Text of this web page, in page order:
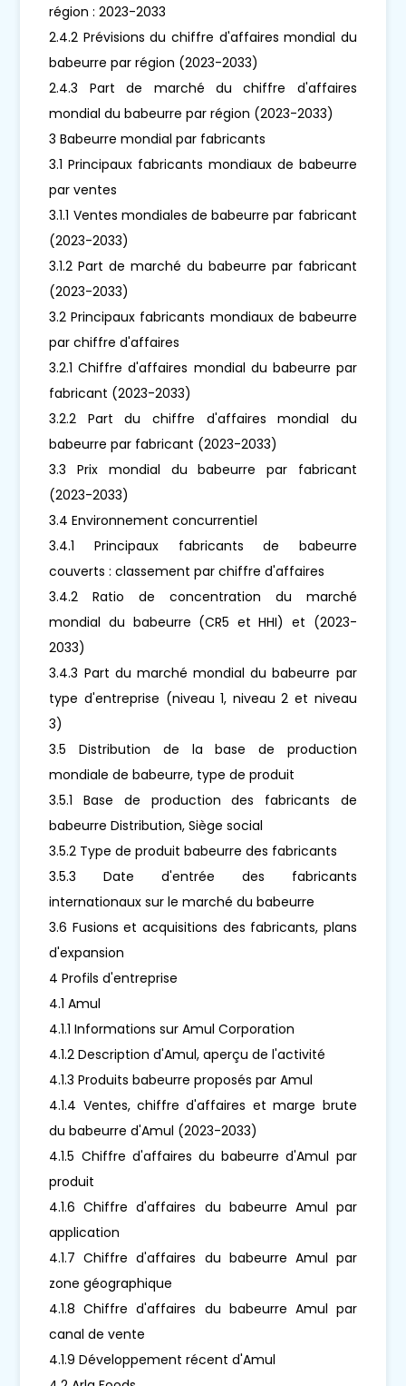
région : 2023-2033
2.4.2 Prévisions du chiffre d'affaires mondial du
babeurre par région (2023-2033)
2.4.3 Part de marché du chiffre d'affaires
mondial du babeurre par région (2023-2033)
3 Babeurre mondial par fabricants
3.1 Principaux fabricants mondiaux de babeurre
par ventes
3.1.1 Ventes mondiales de babeurre par fabricant
(2023-2033)
3.1.2 Part de marché du babeurre par fabricant
(2023-2033)
3.2 Principaux fabricants mondiaux de babeurre
par chiffre d'affaires
3.2.1 Chiffre d'affaires mondial du babeurre par
fabricant (2023-2033)
3.2.2 Part du chiffre d'affaires mondial du
babeurre par fabricant (2023-2033)
3.3 Prix mondial du babeurre par fabricant
(2023-2033)
3.4 Environnement concurrentiel
3.4.1 Principaux fabricants de babeurre
couverts : classement par chiffre d'affaires
3.4.2 Ratio de concentration du marché
mondial du babeurre (CR5 et HHI) et (2023-
2033)
3.4.3 Part du marché mondial du babeurre par
type d'entreprise (niveau 1, niveau 2 et niveau
3)
3.5 Distribution de la base de production
mondiale de babeurre, type de produit
3.5.1 Base de production des fabricants de
babeurre Distribution, Siège social
3.5.2 Type de produit babeurre des fabricants
3.5.3 Date d'entrée des fabricants
internationaux sur le marché du babeurre
3.6 Fusions et acquisitions des fabricants, plans
d'expansion
4 Profils d'entreprise
4.1 Amul
4.1.1 Informations sur Amul Corporation
4.1.2 Description d'Amul, aperçu de l'activité
4.1.3 Produits babeurre proposés par Amul
4.1.4 Ventes, chiffre d'affaires et marge brute
du babeurre d'Amul (2023-2033)
4.1.5 Chiffre d'affaires du babeurre d'Amul par
produit
4.1.6 Chiffre d'affaires du babeurre Amul par
application
4.1.7 Chiffre d'affaires du babeurre Amul par
zone géographique
4.1.8 Chiffre d'affaires du babeurre Amul par
canal de vente
4.1.9 Développement récent d'Amul